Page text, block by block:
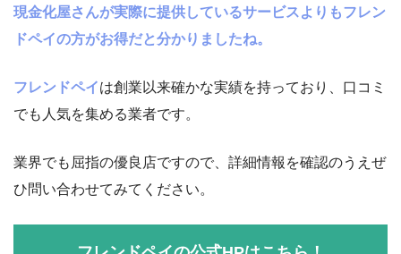
現金化屋さんが実際に提供しているサービスよりもフレン
ドペイの方がお得だと分かりましたね。
フレンドペイは創業以来確かな実績を持っており、口コミ
でも人気を集める業者です。
業界でも屈指の優良店ですので、詳細情報を確認のうえぜ
ひ問い合わせてみてください。